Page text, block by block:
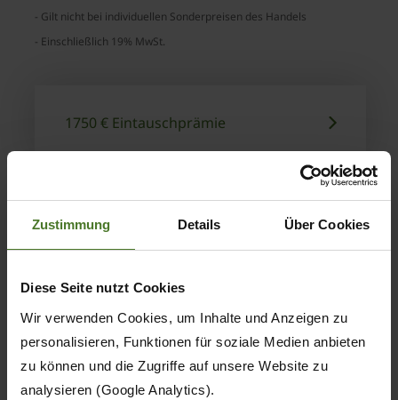
Zustimmung Details Über Cookies
Diese Seite nutzt Cookies
Wir verwenden Cookies, um Inhalte und Anzeigen zu
personalisieren, Funktionen für soziale Medien anbieten
zu können und die Zugriffe auf unsere Website zu
analysieren (Google Analytics).
- Gilt nicht bei individuellen Sonderpreisen des Handels
- Einschließlich 19% MwSt.
1750 € Eintauschprämie